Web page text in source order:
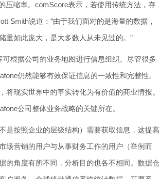
压缩率。comScore表示，若使用传统方法，存
Smith说道：“由于我们面对的是海量的数据，
量如此庞大，是大多数人从未见过的。”
根据公司的业务地图进行信息组织。尽管很多
仍然能够有效保证信息的一致性和完整性。
现实世界中的事实转化为有价值的商业情报。
公司整体业务战略的关键所在。
是按照企业的层级结构）需要获取信息，这提高
场营销的用户与从事财务工作的用户（举例而
的角度有所不同，分析目的也各不相同。数据仓